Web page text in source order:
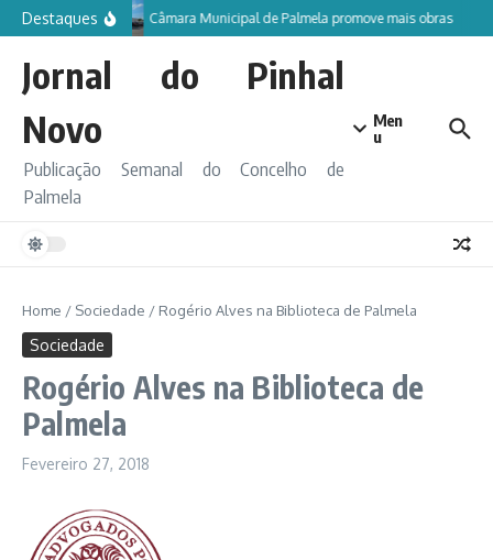
Ir para o conteúdo
Destaques Câmara Municipal de Palmela promove mais obras
Jornal do Pinhal
Novo
Publicação Semanal do Concelho de
Palmela
Men
u
Home / Sociedade / Rogério Alves na Biblioteca de Palmela
Sociedade
Rogério Alves na Biblioteca de
Palmela
Fevereiro 27, 2018